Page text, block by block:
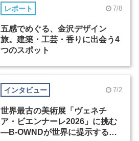
レポート 7/8
五感でめぐる、金沢デザイン
旅。建築・工芸・香りに出会う4
つのスポット
インタビュー 7/2
世界最古の美術展「ヴェネチ
ア・ビエンナーレ2026」に挑む
―B-OWNDが世界に提示する美